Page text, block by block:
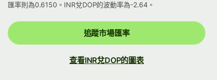
匯率則為0.6150。INR兌DOP的波動率為-2.64。
追蹤市場匯率
查看INR兌DOP的圖表